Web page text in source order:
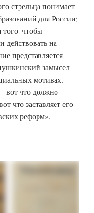
стрельца понимает
для России;
того, чтобы
действовать на
представляется
замысел
мотивах.
вот что должно
что заставляет его
реформ».